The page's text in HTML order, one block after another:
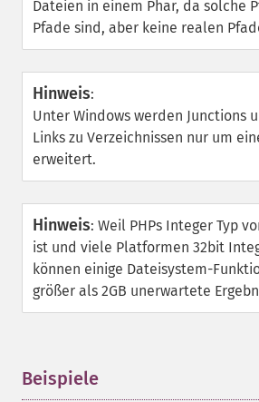
Dateien in einem Phar, da solche
Pfade sind, aber keine realen
Hinweis:
Unter Windows werden Junctions
Links zu Verzeichnissen nur um
erweitert.
Hinweis: Weil PHPs Integer Typ
ist und viele Platformen 32bit
können einige Dateisystem-
größer als 2GB unerwartete
Beispiele